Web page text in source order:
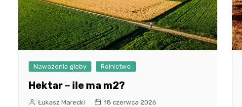
Nawożenie gleby Rolnictwo
Hektar – ile ma m2?
Łukasz Marecki 18 czerwca 2026